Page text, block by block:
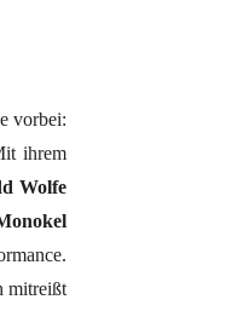
vorbei:
ihrem
Wolfe
mitreißt